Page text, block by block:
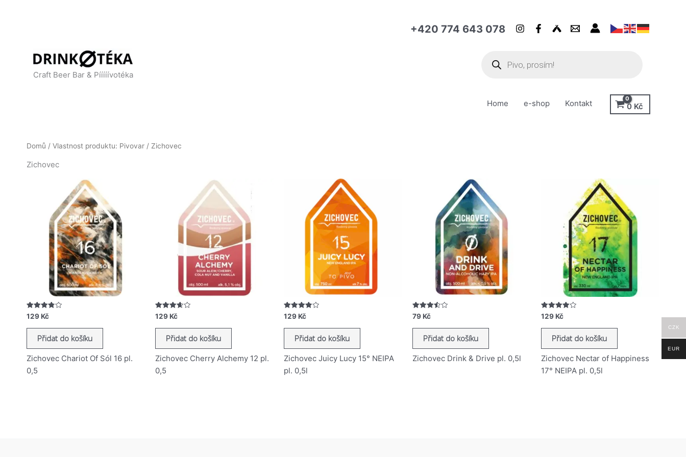
+420 774 643 078
Craft Beer Bar & Pííííívotéka
Home e-shop Kontakt 0 Kč
Domů / Vlastnost produktu: Pivovar / Zichovec
Zichovec
Hodnocení
3.81
z 5
129Kč
Přidat do košíku
Zichovec Chariot Of Sól 16 pl.
0,5
Hodnocení
3.7
z 5
129Kč
Přidat do košíku
Zichovec Cherry Alchemy 12 pl.
0,5
Hodnocení
3.86
z 5
129Kč
Přidat do košíku
Zichovec Juicy Lucy 15° NEIPA
pl. 0,5l
Hodnocení
3.52
z 5
79Kč
Přidat do košíku
Zichovec Drink & Drive pl. 0,5l
Hodnocení
3.99
z 5
129Kč
Přidat do košíku
Zichovec Nectar of Happiness
17° NEIPA pl. 0,5l
CZK
EUR